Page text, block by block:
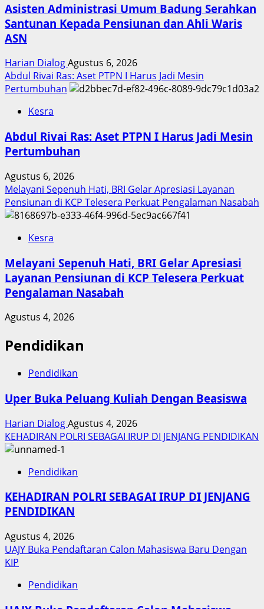
Asisten Administrasi Umum Badung Serahkan
Santunan Kepada Pensiunan dan Ahli Waris
ASN
Harian DialogAgustus 6, 2026
Abdul Rivai Ras: Aset PTPN I Harus Jadi Mesin
Pertumbuhan
Kesra
Abdul Rivai Ras: Aset PTPN I Harus Jadi Mesin
Pertumbuhan
Agustus 6, 2026
Melayani Sepenuh Hati, BRI Gelar Apresiasi Layanan
Pensiunan di KCP Telesera Perkuat Pengalaman Nasabah
Kesra
Melayani Sepenuh Hati, BRI Gelar Apresiasi
Layanan Pensiunan di KCP Telesera Perkuat
Pengalaman Nasabah
Agustus 4, 2026
Pendidikan
Pendidikan
Uper Buka Peluang Kuliah Dengan Beasiswa
Harian DialogAgustus 4, 2026
KEHADIRAN POLRI SEBAGAI IRUP DI JENJANG PENDIDIKAN
Pendidikan
KEHADIRAN POLRI SEBAGAI IRUP DI JENJANG
PENDIDIKAN
Agustus 4, 2026
UAJY Buka Pendaftaran Calon Mahasiswa Baru Dengan
KIP
Pendidikan